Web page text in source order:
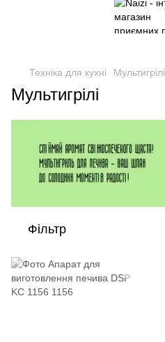
Техніка для кухні Мультигрілі
Мультигрілі
Фільтр